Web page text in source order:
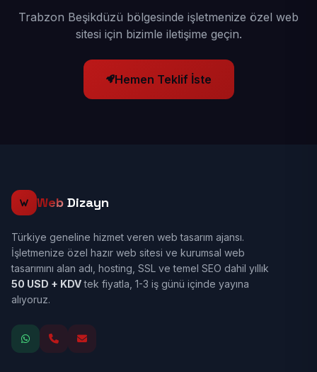
Trabzon Beşikdüzü bölgesinde işletmenize özel web
sitesi için bizimle iletişime geçin.
Hemen Teklif İste
Web Dizayn
Türkiye geneline hizmet veren web tasarım ajansı.
İşletmenize özel hazır web sitesi ve kurumsal web
tasarımını alan adı, hosting, SSL ve temel SEO dahil yıllık
50 USD + KDVtek fiyatla, 1-3 iş günü içinde yayına
alıyoruz.